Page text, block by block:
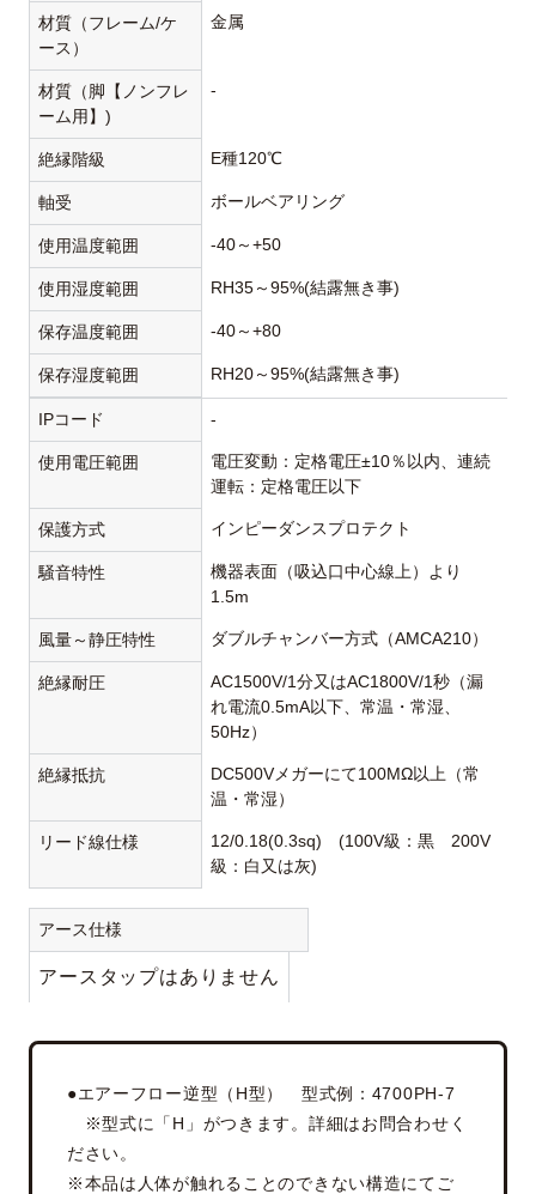
材質（フレーム/ケ
ース）
金属
材質（脚【ノンフレ
ーム用】)
-
絶縁階級 E種120℃
軸受 ボールベアリング
使用温度範囲 -40～+50
使用湿度範囲 RH35～95%(結露無き事)
保存温度範囲 -40～+80
保存湿度範囲 RH20～95%(結露無き事)
IPコード -
使用電圧範囲
電圧変動：定格電圧±10％以内、連続
運転：定格電圧以下
保護方式 インピーダンスプロテクト
騒音特性
機器表面（吸込口中心線上）より
1.5m
風量～静圧特性 ダブルチャンバー方式（AMCA210）
絶縁耐圧
AC1500V/1分又はAC1800V/1秒（漏
れ電流0.5mA以下、常温・常湿、
50Hz）
絶縁抵抗
DC500Vメガーにて100MΩ以上（常
温・常湿）
リード線仕様
12/0.18(0.3sq) (100V級：黒 200V
級：白又は灰)
アース仕様
アースタップはありません
●エアーフロー逆型（H型） 型式例：4700PH-7
※型式に「H」がつきます。詳細はお問合わせく
ださい。
※本品は人体が触れることのできない構造にてご